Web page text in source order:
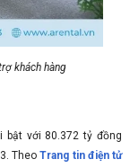
khách hàng
bật với 80.372 tỷ đồng
TheoTrang tin điện tử